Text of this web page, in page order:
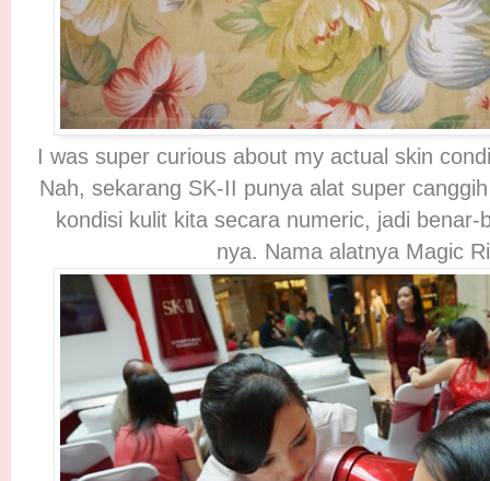
I was super curious about my actual skin
Nah, sekarang SK-II punya alat super
kondisi kulit kita secara numeric, jadi benar-
nya. Nama alatnya Magic